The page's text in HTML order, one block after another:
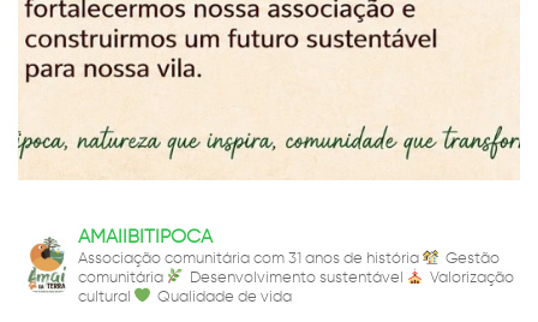
AMAIIBITIPOCA
Associação comunitária com 31 anos de história
Gestão
comunitária
Desenvolvimento sustentável
Valorização
cultural
Qualidade de vida